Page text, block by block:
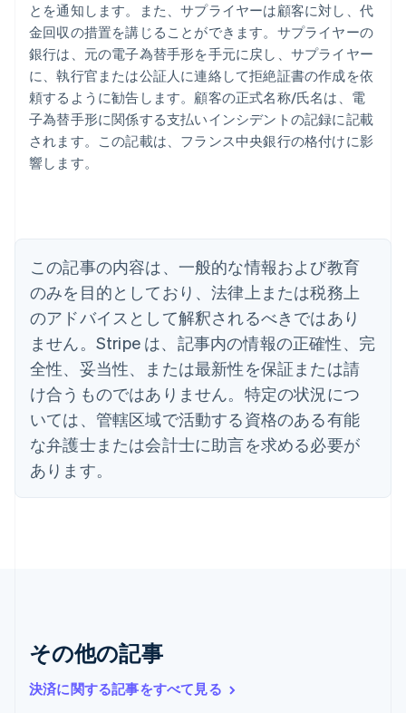
とを通知します。また、サプライヤーは顧客に対し、代
金回収の措置を講じることができます。サプライヤーの
銀行は、元の電子為替手形を手元に戻し、サプライヤー
に、執行官または公証人に連絡して拒絶証書の作成を依
頼するように勧告します。顧客の正式名称/氏名は、電
子為替手形に関係する支払いインシデントの記録に記載
されます。この記載は、フランス中央銀行の格付けに影
響します。
この記事の内容は、一般的な情報および教育
のみを目的としており、法律上または税務上
のアドバイスとして解釈されるべきではあり
ません。Stripe は、記事内の情報の正確性、完
全性、妥当性、または最新性を保証または請
け合うものではありません。特定の状況につ
いては、管轄区域で活動する資格のある有能
な弁護士または会計士に助言を求める必要が
あります。
その他の記事
決済に関する記事をすべて見る
アイルランド
English
English
イギリス
English
イタリア
ItalianoEnglish
インド
English
エストニア
English
オーストラリア
English
オーストリア
オランダ
NederlandsEnglish
EnglishItaliano
ジブラルタル
English
シンガポール